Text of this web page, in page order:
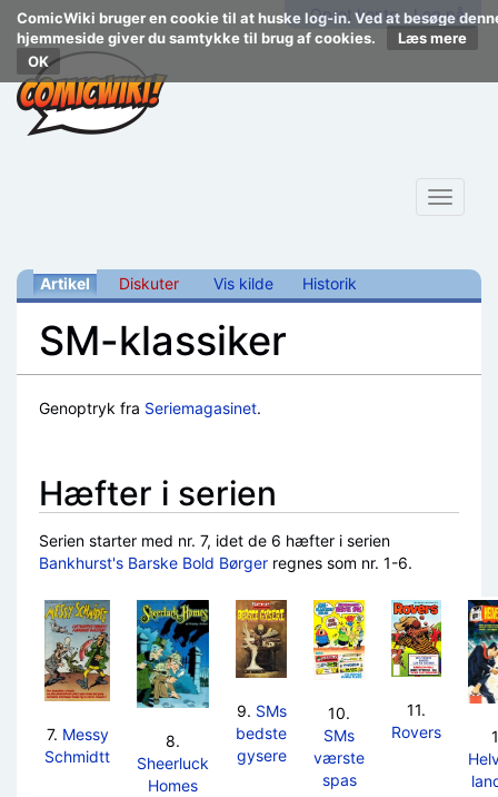
ComicWiki bruger en cookie til at huske log-in. Ved at besøge
hjemmeside giver du samtykke til brug af cookies.
Læs mere
Opret konto Log på
Toggle
Artikel Diskuter Vis kilde Historik
SM-klassiker
Genoptryk fra Seriemagasinet.
Hæfter i serien
Serien starter med nr. 7, idet de 6 hæfter i serien
Bankhurst's Barske Bold Børger regnes som nr. 1-6.
7. Messy
Schmidtt
8.
Sheerluck
Homes
9. SMs
bedste
gysere
10.
SMs
værste
spas
11.
Rovers